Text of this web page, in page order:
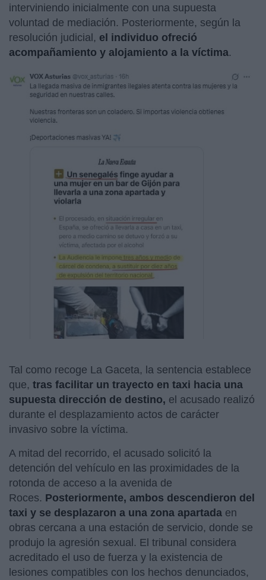
interviniendo inicialmente con una supuesta
voluntad de mediación. Posteriormente, según la
resolución judicial, el individuo ofreció
acompañamiento y alojamiento a la víctima.
Tal como recoge La Gaceta, la sentencia establece
que, tras facilitar un trayecto en taxi hacia una
supuesta dirección de destino, el acusado realizó
durante el desplazamiento actos de carácter
invasivo sobre la víctima.
A mitad del recorrido, el acusado solicitó la
detención del vehículo en las proximidades de la
rotonda de acceso a la avenida de
Roces. Posteriormente, ambos descendieron del
taxi y se desplazaron a una zona apartada en
obras cercana a una estación de servicio, donde se
produjo la agresión sexual. El tribunal considera
acreditado el uso de fuerza y la existencia de
lesiones compatibles con los hechos denunciados,